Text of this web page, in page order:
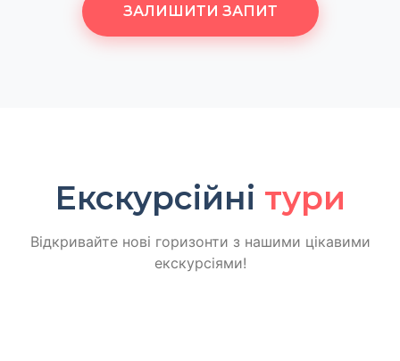
ЗАЛИШИТИ ЗАПИТ
Екскурсійні тури
Відкривайте нові горизонти з нашими цікавими
екскурсіями!